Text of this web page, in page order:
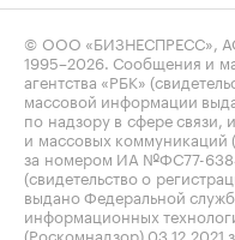
© ООО «БИЗНЕСПРЕСС»,
1995–2026 . Сообщения и
агентства «РБК»
массовой информации
по надзору в сфере
и массовых коммуникаций
за номером ИА №ФС77-
(свидетельство о
выдано Федеральной
информационных
(Роскомнадзор)